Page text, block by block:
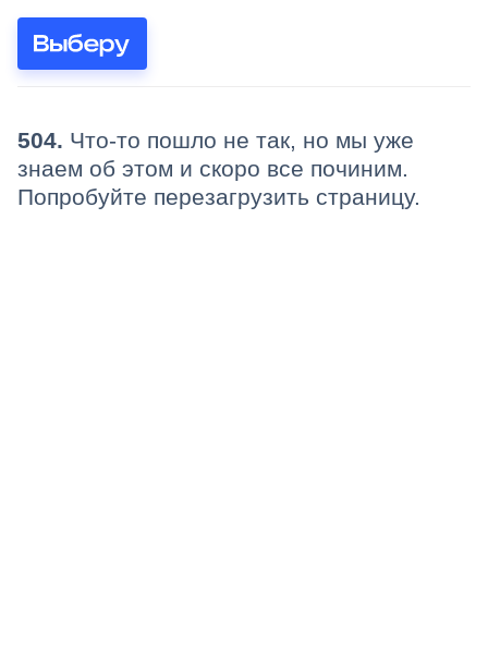
504. Что-то пошло не так, но мы уже
знаем об этом и скоро все починим.
Попробуйте перезагрузить страницу.